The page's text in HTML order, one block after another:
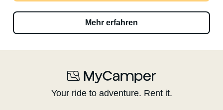
Mehr erfahren
Your ride to adventure. Rent it.